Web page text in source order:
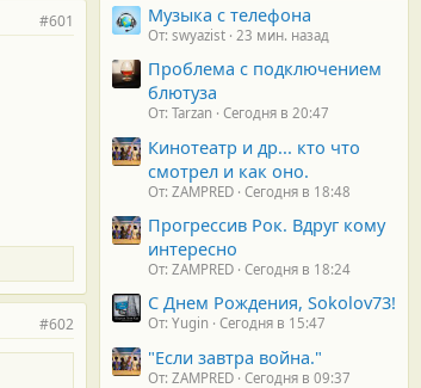
#601
#602
Музыка с телефона
От: swyazist 23 мин. назад
Проблема с подключением
блютуза
От: Tarzan Сегодня в 20:47
Кинотеатр и др... кто что
смотрел и как оно.
От: ZAMPRED Сегодня в 18:48
Прогрессив Рок. Вдруг кому
интересно
От: ZAMPRED Сегодня в 18:24
С Днем Рождения, Sokolov73!
От: Yugin Сегодня в 15:47
"Если завтра война."
От: ZAMPRED Сегодня в 09:37